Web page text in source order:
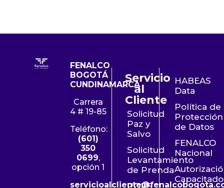
FENALCO
BOGOTÁ
CUNDINAMARCA
Carrera
4 # 19-85
Teléfono:
(601)
350
0699,
opción 1
Servicio
al
Cliente
Solicitud
Paz y
Salvo
Solicitud
Levantamiento
de Prenda
HABEAS
Data
Política de
Protección
de Datos
FENALCO
Nacional